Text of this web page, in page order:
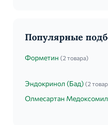
Популярные
Форметин (2 товара)
Эндокринол (Бад) (2
Олмесартан